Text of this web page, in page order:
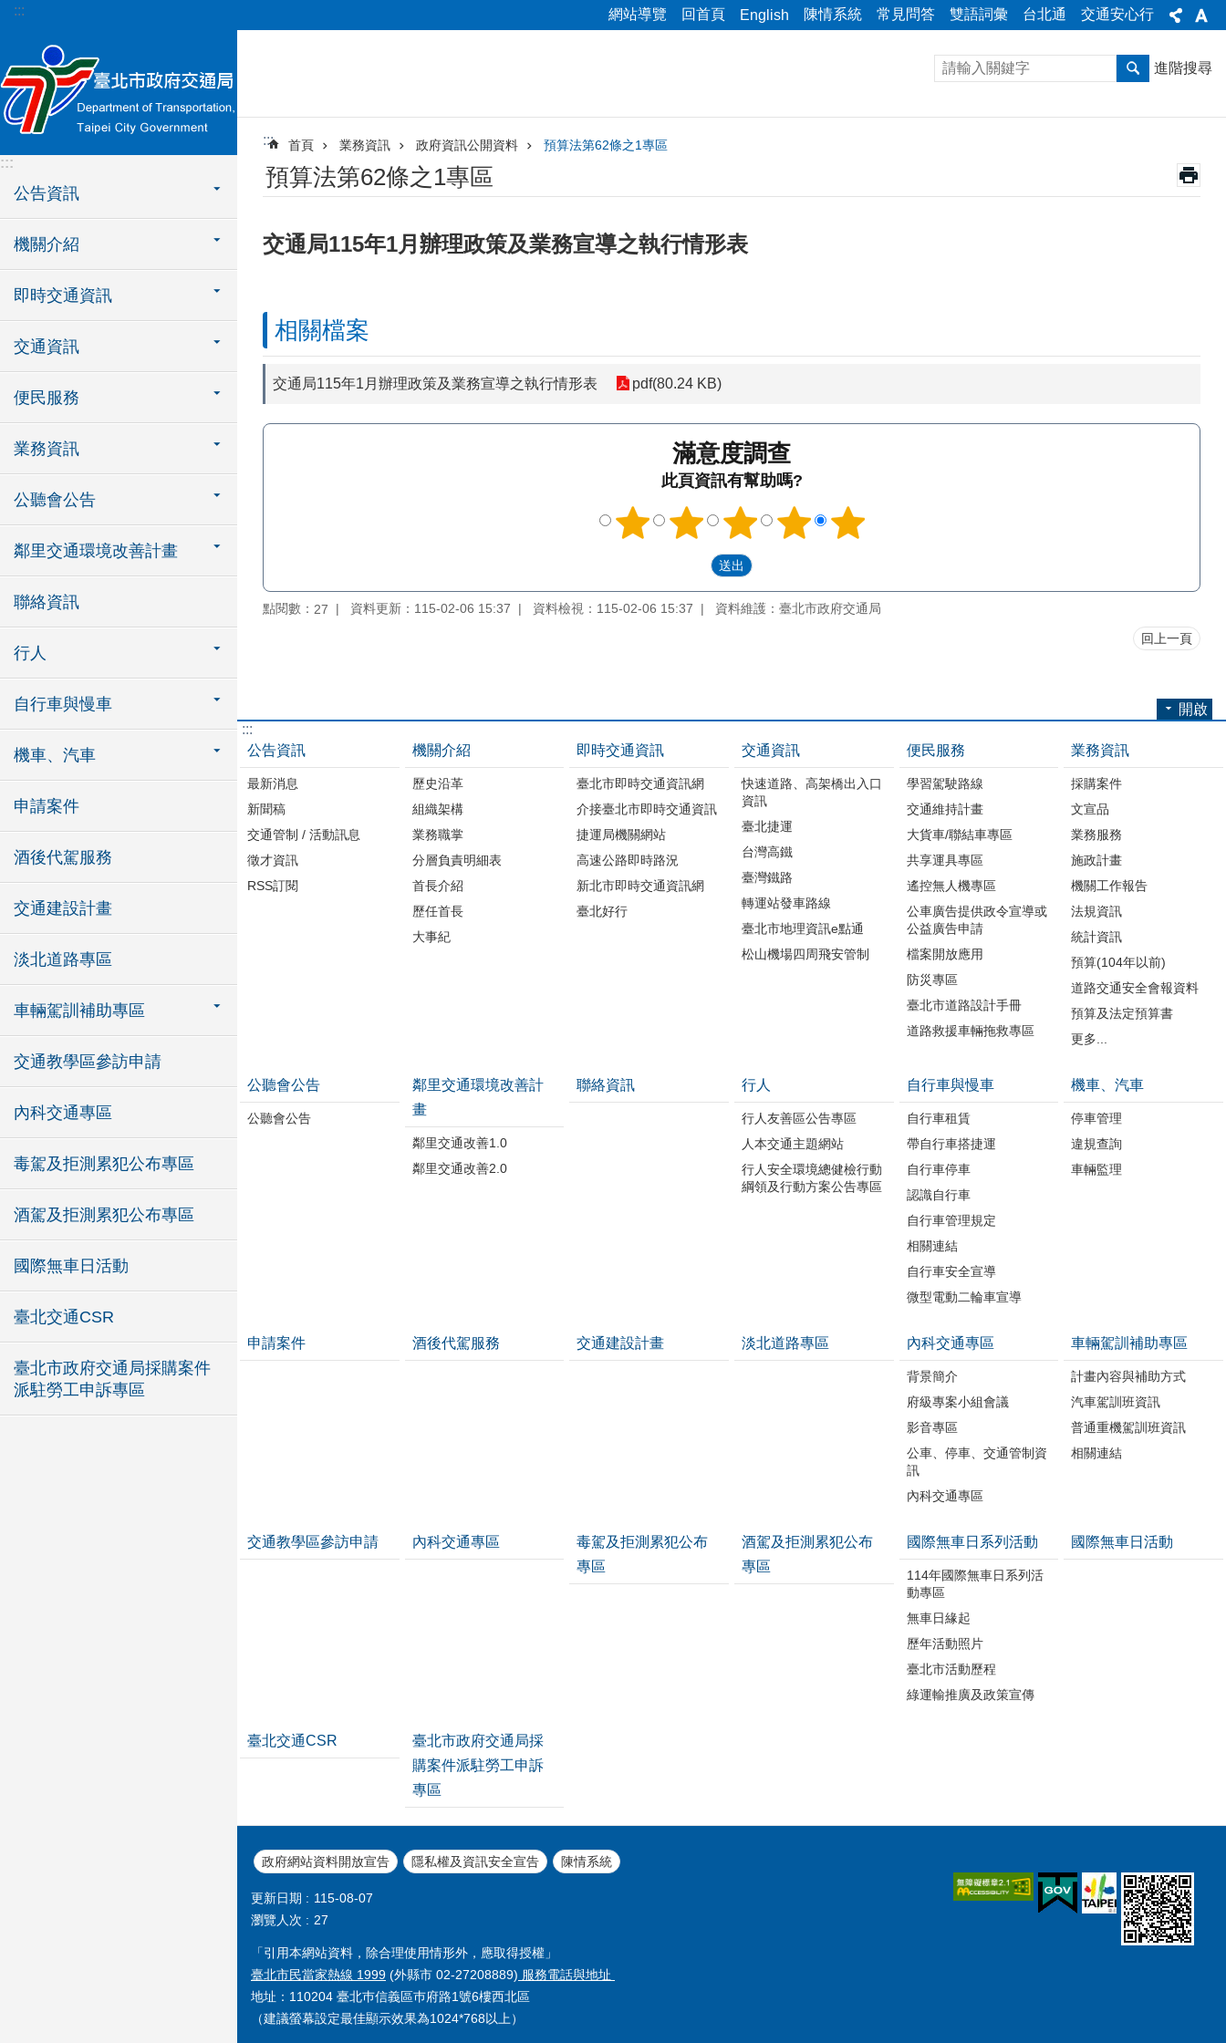
跳到主要內容區塊
::: 網站導覽 回首頁 English 陳情系統 常見問答 雙語詞彙 台北通 交通安心行
:::
公告資訊
機關介紹
即時交通資訊
交通資訊
便民服務
業務資訊
公聽會公告
鄰里交通環境改善計畫
聯絡資訊
行人
自行車與慢車
機車、汽車
申請案件
酒後代駕服務
交通建設計畫
淡北道路專區
車輛駕訓補助專區
交通教學區參訪申請
內科交通專區
毒駕及拒測累犯公布專區
酒駕及拒測累犯公布專區
國際無車日活動
臺北交通CSR
臺北市政府交通局採購案件
派駐勞工申訴專區
進階搜尋
::: 首頁 業務資訊 政府資訊公開資料 預算法第62條之1專區
預算法第62條之1專區
交通局115年1月辦理政策及業務宣導之執行情形表
相關檔案
交通局115年1月辦理政策及業務宣導之執行情形表 pdf(80.24 KB)
滿意度調查
此頁資訊有幫助嗎?
點閱數： 27 資料更新：115-02-06 15:37 資料檢視：115-02-06 15:37 資料維護：臺北市政府交通局
回上一頁
開啟
:::
公告資訊
最新消息
新聞稿
交通管制 / 活動訊息
徵才資訊
RSS訂閱
機關介紹
歷史沿革
組織架構
業務職掌
分層負責明細表
首長介紹
歷任首長
大事紀
即時交通資訊
臺北市即時交通資訊網
介接臺北市即時交通資訊
捷運局機關網站
高速公路即時路況
新北市即時交通資訊網
臺北好行
交通資訊
快速道路、高架橋出入口
資訊
臺北捷運
台灣高鐵
臺灣鐵路
轉運站發車路線
臺北市地理資訊e點通
松山機場四周飛安管制
便民服務
學習駕駛路線
交通維持計畫
大貨車/聯結車專區
共享運具專區
遙控無人機專區
公車廣告提供政令宣導或
公益廣告申請
檔案開放應用
防災專區
臺北市道路設計手冊
道路救援車輛拖救專區
業務資訊
採購案件
文宣品
業務服務
施政計畫
機關工作報告
法規資訊
統計資訊
預算(104年以前)
道路交通安全會報資料
預算及法定預算書
更多...
公聽會公告
公聽會公告
鄰里交通環境改善計
畫
鄰里交通改善1.0
鄰里交通改善2.0
聯絡資訊 行人
行人友善區公告專區
人本交通主題網站
行人安全環境總健檢行動
綱領及行動方案公告專區
自行車與慢車
自行車租賃
帶自行車搭捷運
自行車停車
認識自行車
自行車管理規定
相關連結
自行車安全宣導
微型電動二輪車宣導
機車、汽車
停車管理
違規查詢
車輛監理
申請案件 酒後代駕服務 交通建設計畫 淡北道路專區 內科交通專區
背景簡介
府級專案小組會議
影音專區
公車、停車、交通管制資
訊
內科交通專區
車輛駕訓補助專區
計畫內容與補助方式
汽車駕訓班資訊
普通重機駕訓班資訊
相關連結
交通教學區參訪申請 內科交通專區
毒駕及拒測累犯公布
專區
酒駕及拒測累犯公布
專區
國際無車日系列活動
114年國際無車日系列活
動專區
無車日緣起
歷年活動照片
臺北市活動歷程
綠運輸推廣及政策宣傳
國際無車日活動
臺北交通CSR
臺北市政府交通局採
購案件派駐勞工申訴
專區
政府網站資料開放宣告 隱私權及資訊安全宣告 陳情系統
更新日期
115-08-07
瀏覽人次
27
「引用本網站資料，除合理使用情形外，應取得授權」
臺北市民當家熱線 1999 (外縣市 02-27208889) 服務電話與地址
地址：110204 臺北巿信義區巿府路1號6樓西北區
（建議螢幕設定最佳顯示效果為1024*768以上）